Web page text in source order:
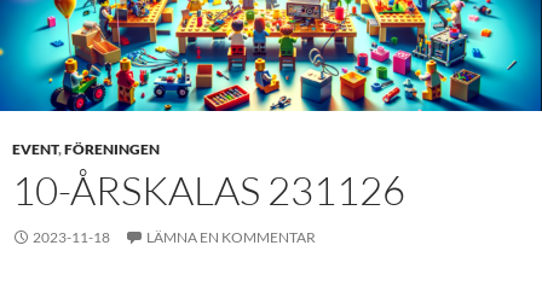
EVENT,FÖRENINGEN
10-ÅRSKALAS 231126
2023-11-18 LÄMNA EN KOMMENTAR